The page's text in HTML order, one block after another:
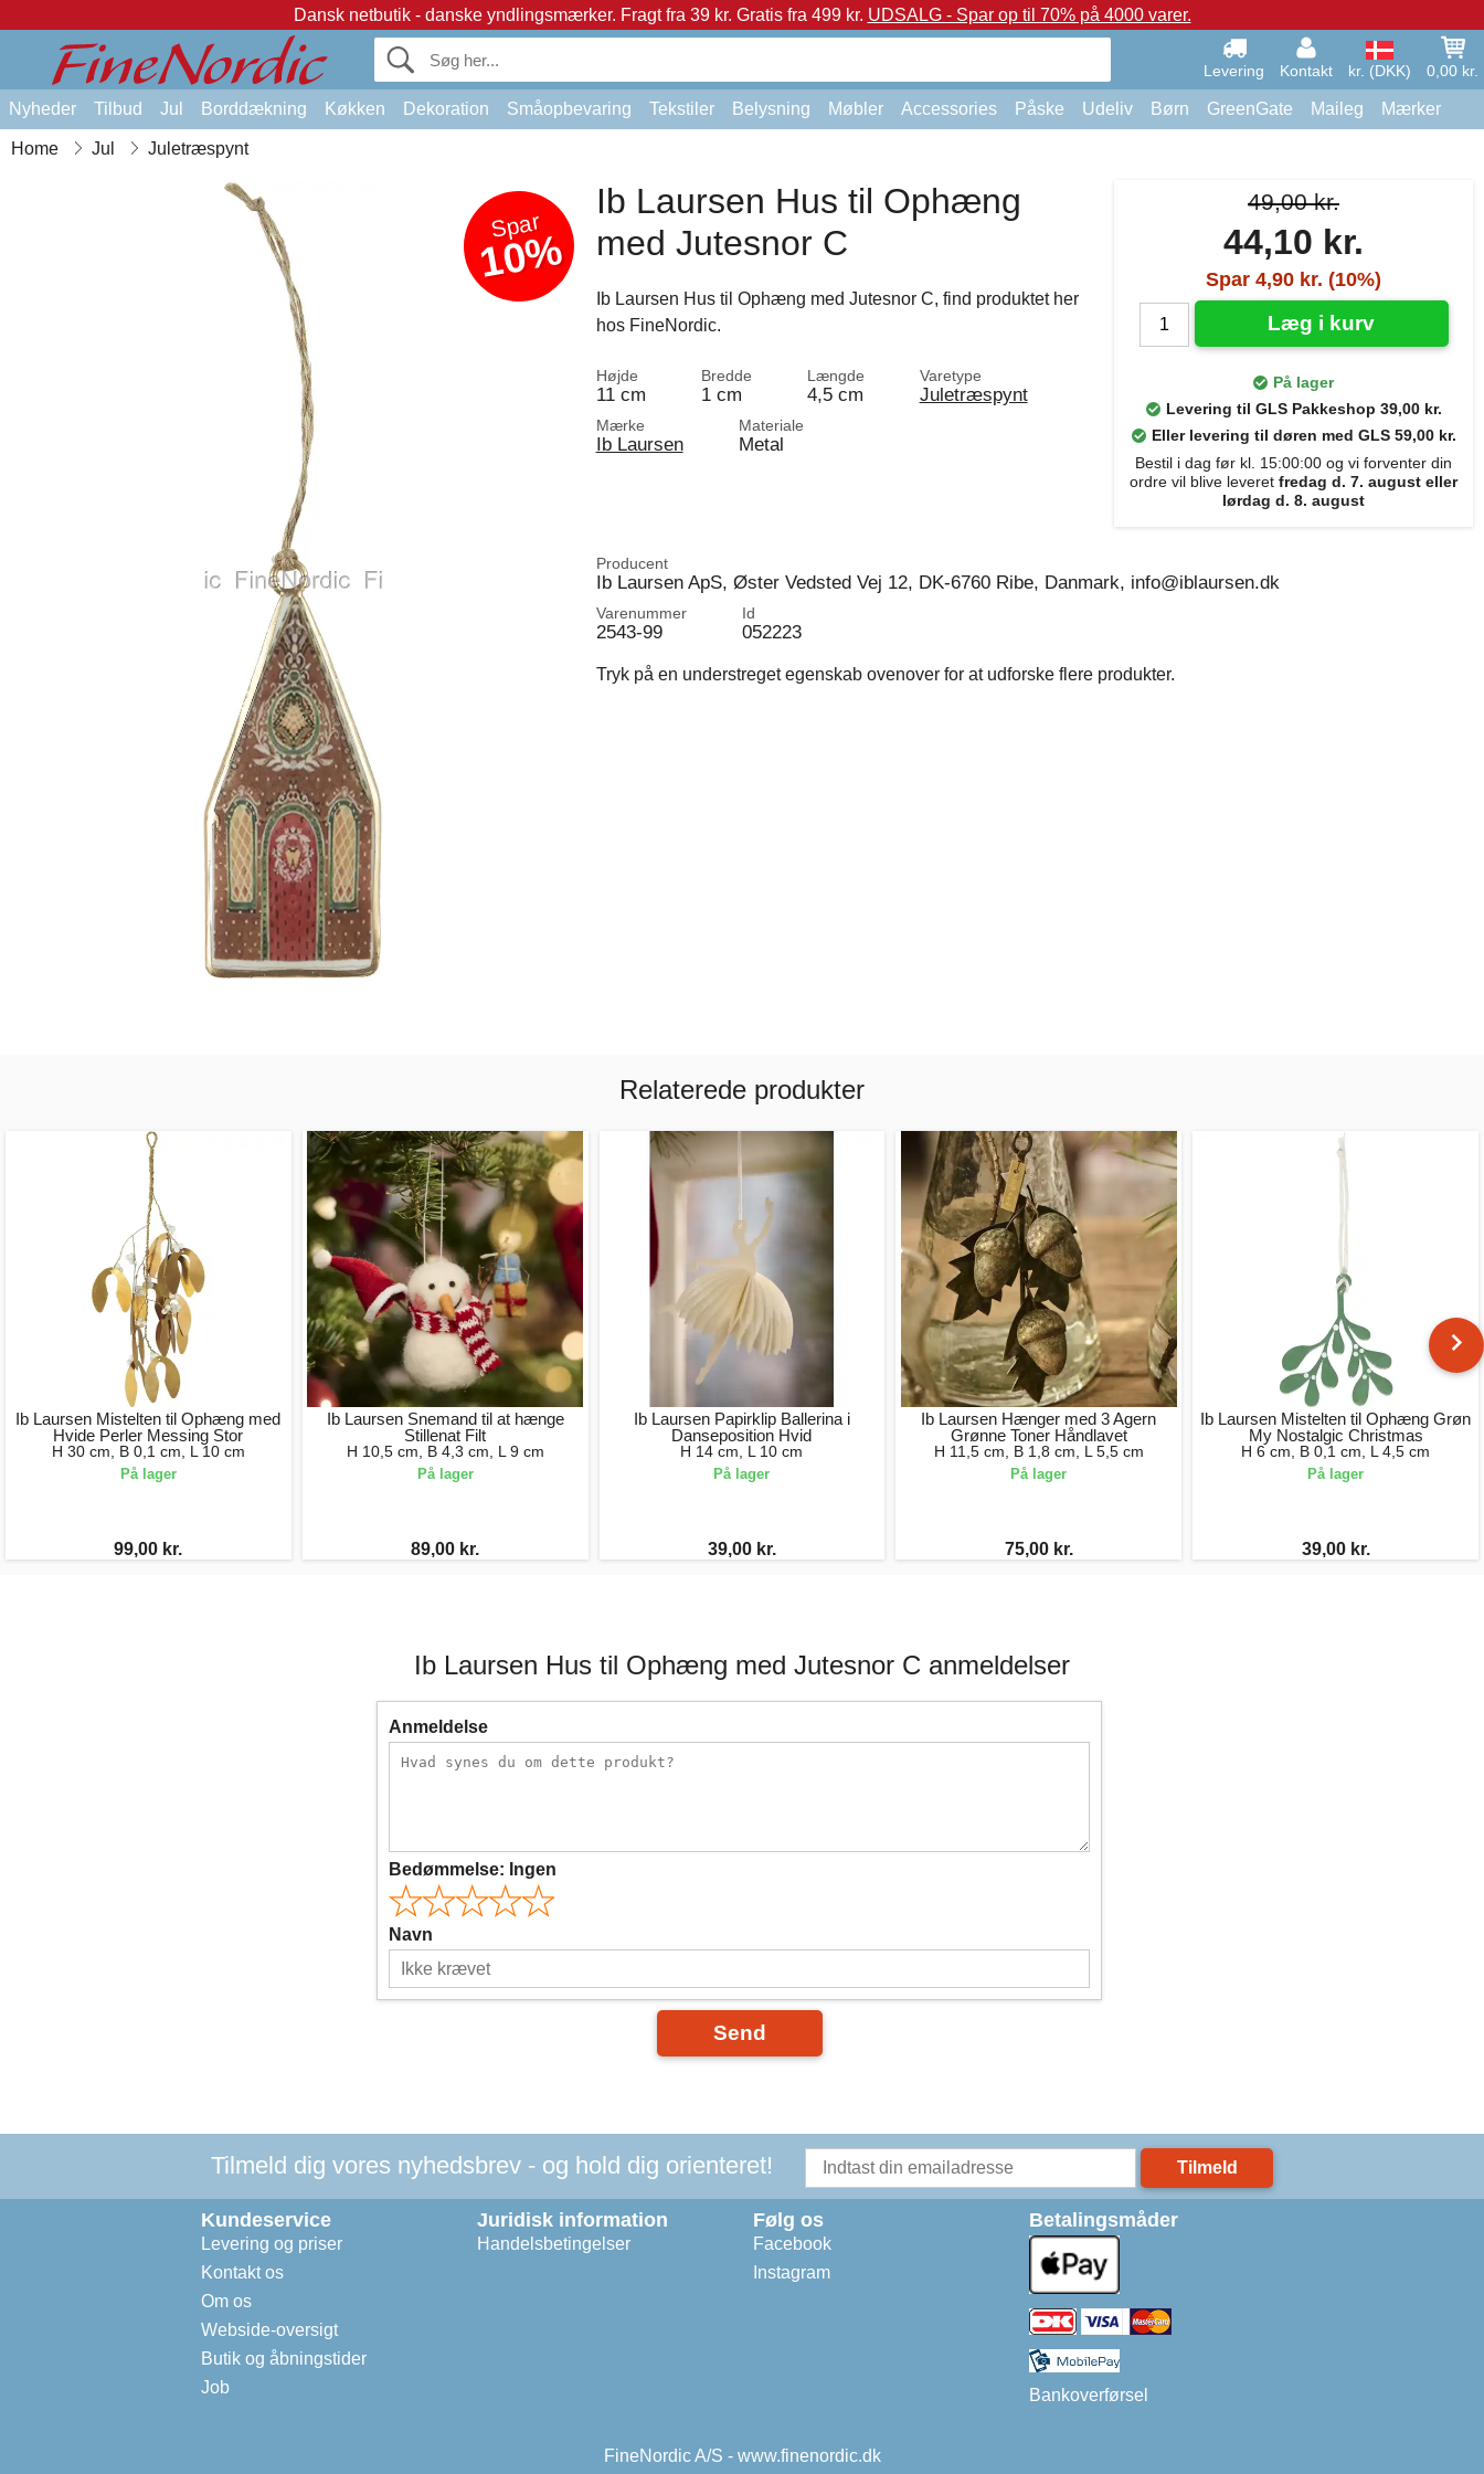
Dansk netbutik - danske yndlingsmærker. Fragt fra 39 kr. Gratis fra 499 kr. UDSALG - Spar op til 70% på 4000 varer.
Levering Kontakt kr. (DKK) 0,00 kr.
Nyheder Tilbud Jul Borddækning Køkken Dekoration Småopbevaring Tekstiler Belysning Møbler Accessories Påske Udeliv Børn GreenGate Maileg Mærker
Home Jul Juletræspynt
Spar
10%
49,00 kr.
44,10 kr.
Spar 4,90 kr. (10%)
Læg i kurv
På lager
Levering til GLS Pakkeshop 39,00 kr.
Eller levering til døren med GLS 59,00 kr.
Bestil i dag før kl. 15:00:00 og vi forventer din
ordre vil blive leveret fredag d. 7. august eller
lørdag d. 8. august
Ib Laursen Hus til Ophæng
med Jutesnor C
Ib Laursen Hus til Ophæng med Jutesnor C, find produktet her
hos FineNordic.
Højde
11 cm
Bredde
1 cm
Længde
4,5 cm
Varetype
Juletræspynt
Mærke
Ib Laursen
Materiale
Metal
Producent
Ib Laursen ApS, Øster Vedsted Vej 12, DK-6760 Ribe, Danmark, info@iblaursen.dk
Varenummer
2543-99
Id
052223
Tryk på en understreget egenskab ovenover for at udforske flere produkter.
Relaterede produkter
Ib Laursen Mistelten til Ophæng med
Hvide Perler Messing Stor
H 30 cm, B 0,1 cm, L 10 cm
På lager
99,00 kr.
Ib Laursen Snemand til at hænge
Stillenat Filt
H 10,5 cm, B 4,3 cm, L 9 cm
På lager
89,00 kr.
Ib Laursen Papirklip Ballerina i
Danseposition Hvid
H 14 cm, L 10 cm
På lager
39,00 kr.
Ib Laursen Hænger med 3 Agern
Grønne Toner Håndlavet
H 11,5 cm, B 1,8 cm, L 5,5 cm
På lager
75,00 kr.
Ib Laursen Mistelten til Ophæng Grøn
My Nostalgic Christmas
H 6 cm, B 0,1 cm, L 4,5 cm
På lager
39,00 kr.
Ib Laursen Hus til Ophæng med Jutesnor C anmeldelser
Anmeldelse
Bedømmelse: Ingen
Navn
Send
Tilmeld dig vores nyhedsbrev - og hold dig orienteret! Tilmeld
Kundeservice
Levering og priser
Kontakt os
Om os
Webside-oversigt
Butik og åbningstider
Job
Juridisk information
Handelsbetingelser
Følg os
Facebook
Instagram
Betalingsmåder
Bankoverførsel
FineNordic A/S - www.finenordic.dk